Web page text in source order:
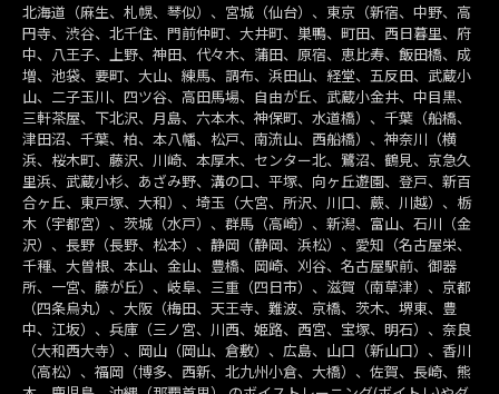
北海道（麻生、札幌、琴似）、宮城（仙台）、東京（新宿、中野、高
円寺、渋谷、北千住、門前仲町、大井町、巣鴨、町田、西日暮里、府
中、八王子、上野、神田、代々木、蒲田、原宿、恵比寿、飯田橋、成
増、池袋、要町、大山、練馬、調布、浜田山、経堂、五反田、武蔵小
山、二子玉川、四ツ谷、高田馬場、自由が丘、武蔵小金井、中目黒、
三軒茶屋、下北沢、月島、六本木、神保町、水道橋）、千葉（船橋、
津田沼、千葉、柏、本八幡、松戸、南流山、西船橋）、神奈川（横
浜、桜木町、藤沢、川崎、本厚木、センター北、鷺沼、鶴見、京急久
里浜、武蔵小杉、あざみ野、溝の口、平塚、向ヶ丘遊園、登戸、新百
合ヶ丘、東戸塚、大和）、埼玉（大宮、所沢、川口、蕨、川越）、栃
木（宇都宮）、茨城（水戸）、群馬（高崎）、新潟、富山、石川（金
沢）、長野（長野、松本）、静岡（静岡、浜松）、愛知（名古屋栄、
千種、大曽根、本山、金山、豊橋、岡崎、刈谷、名古屋駅前、御器
所、一宮、藤が丘）、岐阜、三重（四日市）、滋賀（南草津）、京都
（四条烏丸）、大阪（梅田、天王寺、難波、京橋、茨木、堺東、豊
中、江坂）、兵庫（三ノ宮、川西、姫路、西宮、宝塚、明石）、奈良
（大和西大寺）、岡山（岡山、倉敷）、広島、山口（新山口）、香川
（高松）、福岡（博多、西新、北九州小倉、大橋）、佐賀、長崎、熊